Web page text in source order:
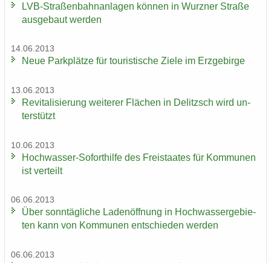
LVB-​Straßenbahnanlagen kön­nen in Wurz­ner Stra­ße
aus­ge­baut wer­den
14.06.2013
Neue Park­plät­ze für tou­ris­ti­sche Ziele im Erz­ge­bir­ge
13.06.2013
Re­vi­ta­li­sie­rung wei­te­rer Flä­chen in De­litzsch wird un­
ter­stützt
10.06.2013
Hochwasser-​Soforthilfe des Frei­staa­tes für Kom­mu­nen
ist ver­teilt
06.06.2013
Über sonn­täg­li­che La­den­öff­nung in Hoch­was­ser­ge­bie­
ten kann von Kom­mu­nen ent­schie­den wer­den
06.06.2013